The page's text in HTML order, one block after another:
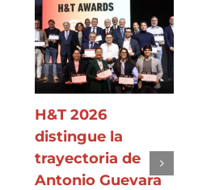
H&T 2026
distingue la
trayectoria de
Antonio Guevara